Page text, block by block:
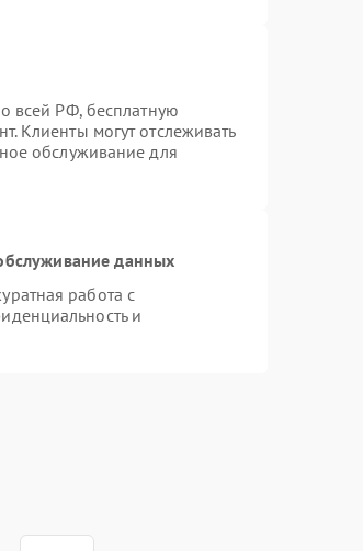
всей РФ, бесплатную
Клиенты могут отслеживать
обслуживание для
данных
работа с
и